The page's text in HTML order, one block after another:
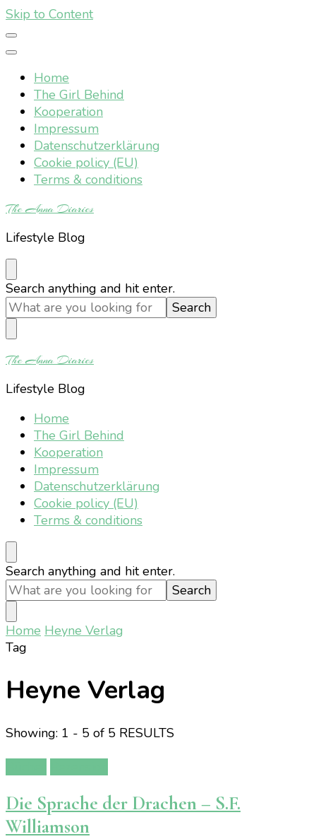
Skip to Content
Home
The Girl Behind
Kooperation
Impressum
Datenschutzerklärung
Cookie policy (EU)
Terms & conditions
The Anna Diaries
Lifestyle Blog
Looking
for
Something?
Search anything and hit enter.
The Anna Diaries
Lifestyle Blog
Home
The Girl Behind
Kooperation
Impressum
Datenschutzerklärung
Cookie policy (EU)
Terms & conditions
Looking
for
Something?
Search anything and hit enter.
Home Heyne Verlag
Tag
Heyne Verlag
Showing: 1 - 5 of 5 RESULTS
Die Sprache der Drachen – S.F.
Williamson